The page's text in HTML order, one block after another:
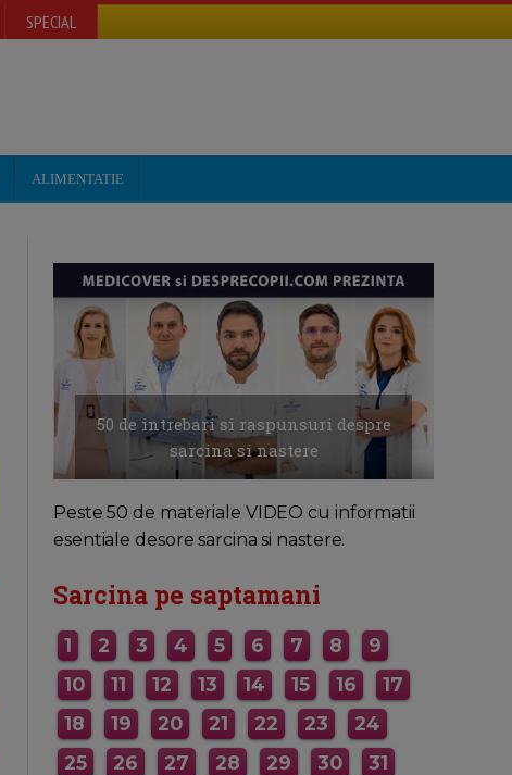
SPECIAL
ALIMENTATIE
50 de intrebari si raspunsuri despre
sarcina si nastere
Peste 50 de materiale VIDEO cu informatii
esentiale desore sarcina si nastere.
Sarcina pe saptamani
1 2 3 4 5 6 7 8
9
10
11 12 13 14 15 16
17
18
19 20 21 22 23
24
25
26 27 28 29 30
31